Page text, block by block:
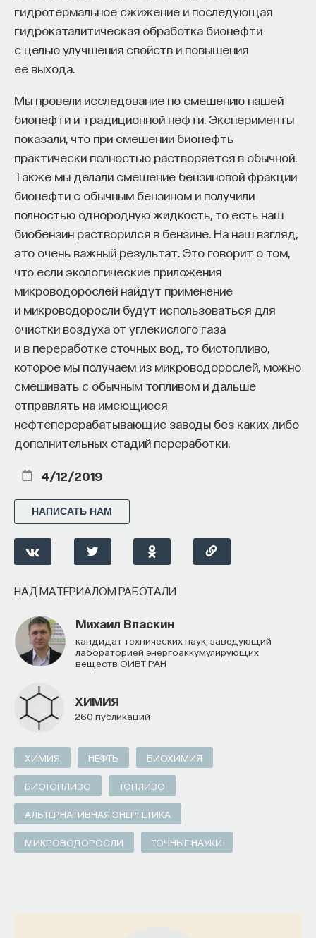
гидротермальное сжижение и последующая
гидрокаталитическая обработка бионефти
с целью улучшения свойств и повышения
ее выхода.
Мы провели исследование по смешению нашей
бионефти и традиционной нефти. Эксперименты
показали, что при смешении бионефть
практически полностью растворяется в обычной.
Также мы делали смешение бензиновой фракции
бионефти с обычным бензином и получили
полностью однородную жидкость, то есть наш
биобензин растворился в бензине. На наш взгляд,
это очень важный результат. Это говорит о том,
что если экологические приложения
микроводорослей найдут применение
и микроводоросли будут использоваться для
очистки воздуха от углекислого газа
и в переработке сточных вод, то биотопливо,
которое мы получаем из микроводорослей, можно
смешивать с обычным топливом и дальше
отправлять на имеющиеся
нефтеперерабатывающие заводы без каких-либо
дополнительных стадий переработки.
4/12/2019
НАПИСАТЬ НАМ
НАД МАТЕРИАЛОМ РАБОТАЛИ
Михаил Власкин
кандидат технических наук, заведующий
лабораторией энергоаккумулирующих
веществ ОИВТ РАН
ХИМИЯ
260 публикаций
ХИМИЯ НЕФТЬ БИОХИМИЯ
БИОТОПЛИВО ТОПЛИВО
АЛЬТЕРНАТИВНАЯ ЭНЕРГЕТИКА
МИКРОВОДОРОСЛИ ТОЧНЫЕ НАУКИ